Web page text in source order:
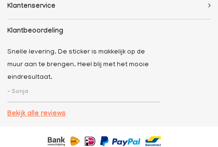
Klantenservice
Klantbeoordeling
Snelle levering. De sticker is makkelijk op de
muur aan te brengen. Heel blij met het mooie
eindresultaat.
- Sonja
Bekijk alle reviews